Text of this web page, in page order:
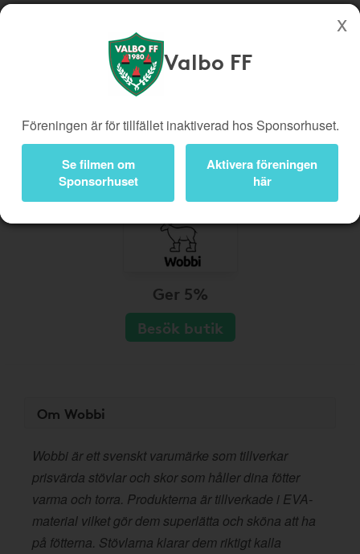
Köp genom denna sida stöttar Valbo FF
Presentkort
Kampanjer
Bli medlem
Logga in
Valbo FF
Föreningen är för tillfället inaktiverad hos Sponsorhuset.
Se filmen om
Sponsorhuset
Aktivera föreningen
här
Ger 5%
Besök butik
Om Wobbi
Wobbi är ett svenskt varumärke som tillverkar
prisvärda stövlar och skor som håller dina fötter
varma och torra. Produkterna är tillverkade i EVA-
material vilket gör dem superlätta och sköna att ha
på fötterna. Stövlarna klarar dem riktigt kalla